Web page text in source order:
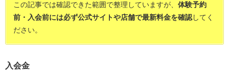
この記事では確認できた範囲で整理していますが、 体験予約
前・入会前には必ず公式サイトや店舗で最新料金を確認してく
ださい。
入会金